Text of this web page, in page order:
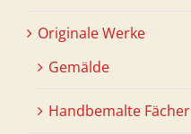
Originale Werke
Gemälde
Handbemalte Fächer